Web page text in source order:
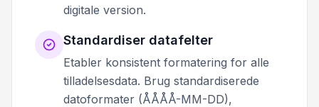
digitale version.
Standardiser datafelter
Etabler konsistent formatering for alle
tilladelsesdata. Brug standardiserede
datoformater (ÅÅÅÅ-MM-DD),